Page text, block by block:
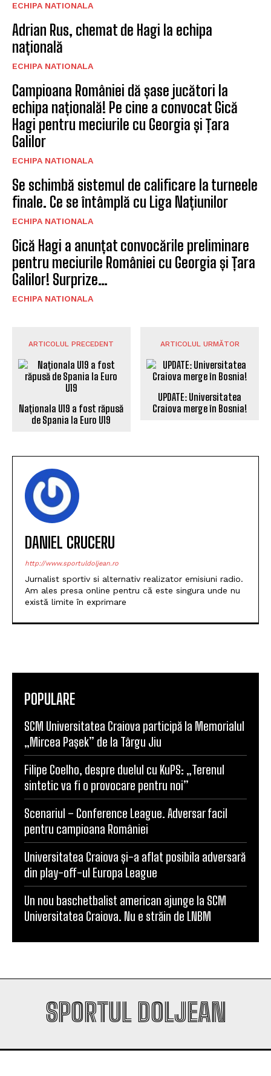
ECHIPA NATIONALA
Adrian Rus, chemat de Hagi la echipa
națională
ECHIPA NATIONALA
Campioana României dă șase jucători la
echipa națională! Pe cine a convocat Gică
Hagi pentru meciurile cu Georgia și Țara
Galilor
ECHIPA NATIONALA
Se schimbă sistemul de calificare la turneele
finale. Ce se întâmplă cu Liga Națiunilor
ECHIPA NATIONALA
Gică Hagi a anunțat convocările preliminare
pentru meciurile României cu Georgia și Țara
Galilor! Surprize…
ECHIPA NATIONALA
ARTICOLUL PRECEDENT
Naționala U19 a fost răpusă
de Spania la Euro U19
ARTICOLUL URMĂTOR
UPDATE: Universitatea
Craiova merge în Bosnia!
DANIEL CRUCERU
http://www.sportuldoljean.ro
Jurnalist sportiv si alternativ realizator emisiuni radio.
Am ales presa online pentru că este singura unde nu
există limite în exprimare
POPULARE
SCM Universitatea Craiova participă la Memorialul
„Mircea Pașek” de la Târgu Jiu
Filipe Coelho, despre duelul cu KuPS: „Terenul
sintetic va fi o provocare pentru noi”
Scenariul – Conference League. Adversar facil
pentru campioana României
Universitatea Craiova și-a aflat posibila adversară
din play-off-ul Europa League
Un nou baschetbalist american ajunge la SCM
Universitatea Craiova. Nu e străin de LNBM
SPORTUL DOLJEAN